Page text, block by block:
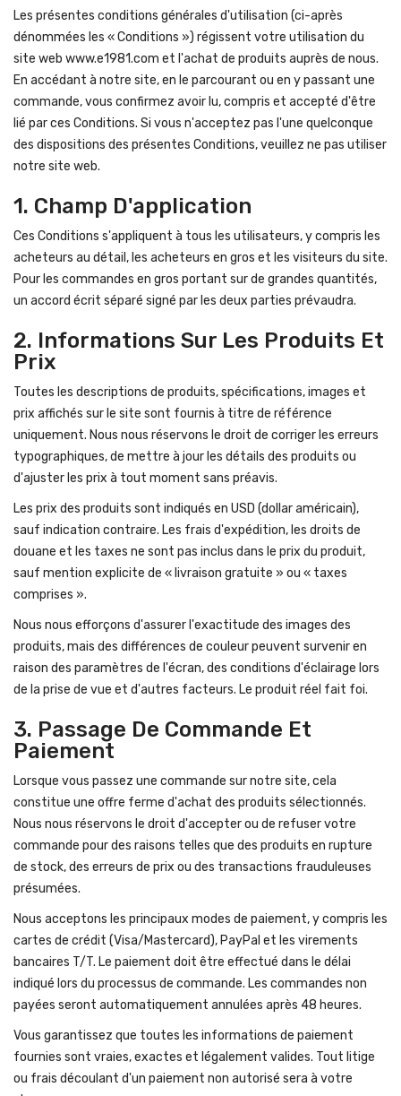
Les présentes conditions générales d'utilisation (ci-après
dénommées les « Conditions ») régissent votre utilisation du
site web www.e1981.com et l'achat de produits auprès de nous.
En accédant à notre site, en le parcourant ou en y passant une
commande, vous confirmez avoir lu, compris et accepté d'être
lié par ces Conditions. Si vous n'acceptez pas l'une quelconque
des dispositions des présentes Conditions, veuillez ne pas utiliser
notre site web.
1. Champ D'application
Ces Conditions s'appliquent à tous les utilisateurs, y compris les
acheteurs au détail, les acheteurs en gros et les visiteurs du site.
Pour les commandes en gros portant sur de grandes quantités,
un accord écrit séparé signé par les deux parties prévaudra.
2. Informations Sur Les Produits Et
Prix
Toutes les descriptions de produits, spécifications, images et
prix affichés sur le site sont fournis à titre de référence
uniquement. Nous nous réservons le droit de corriger les erreurs
typographiques, de mettre à jour les détails des produits ou
d'ajuster les prix à tout moment sans préavis.
Les prix des produits sont indiqués en USD (dollar américain),
sauf indication contraire. Les frais d'expédition, les droits de
douane et les taxes ne sont pas inclus dans le prix du produit,
sauf mention explicite de « livraison gratuite » ou « taxes
comprises ».
Nous nous efforçons d'assurer l'exactitude des images des
produits, mais des différences de couleur peuvent survenir en
raison des paramètres de l'écran, des conditions d'éclairage lors
de la prise de vue et d'autres facteurs. Le produit réel fait foi.
3. Passage De Commande Et
Paiement
Lorsque vous passez une commande sur notre site, cela
constitue une offre ferme d'achat des produits sélectionnés.
Nous nous réservons le droit d'accepter ou de refuser votre
commande pour des raisons telles que des produits en rupture
de stock, des erreurs de prix ou des transactions frauduleuses
présumées.
Nous acceptons les principaux modes de paiement, y compris les
cartes de crédit (Visa/Mastercard), PayPal et les virements
bancaires T/T. Le paiement doit être effectué dans le délai
indiqué lors du processus de commande. Les commandes non
payées seront automatiquement annulées après 48 heures.
Vous garantissez que toutes les informations de paiement
fournies sont vraies, exactes et légalement valides. Tout litige
ou frais découlant d'un paiement non autorisé sera à votre